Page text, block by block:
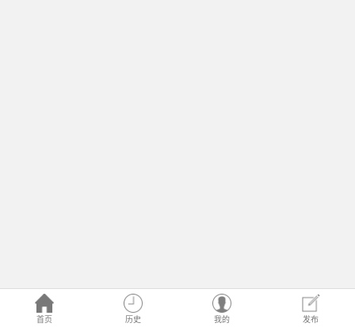
首页 历史 我的 发布